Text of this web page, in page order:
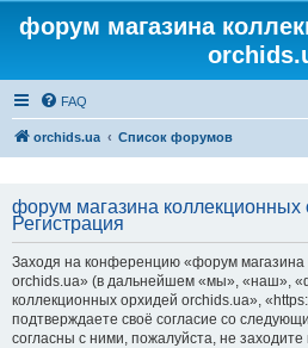
форум магазина
FAQ
orchids.ua Список форумов
форум магазина коллекционных
Регистрация
Заходя на конференцию «форум магазина
orchids.ua» (в дальнейшем «мы», «наш»,
коллекционных орхидей orchids.ua»,
подтверждаете своё согласие со
согласны с ними, пожалуйста, не